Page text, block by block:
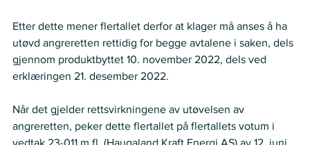
Etter dette mener flertallet derfor at klager må anses å ha
utøvd angreretten rettidig for begge avtalene i saken, dels
gjennom produktbyttet 10. november 2022, dels ved
erklæringen 21. desember 2022.
Når det gjelder rettsvirkningene av utøvelsen av
angreretten, peker dette flertallet på flertallets votum i